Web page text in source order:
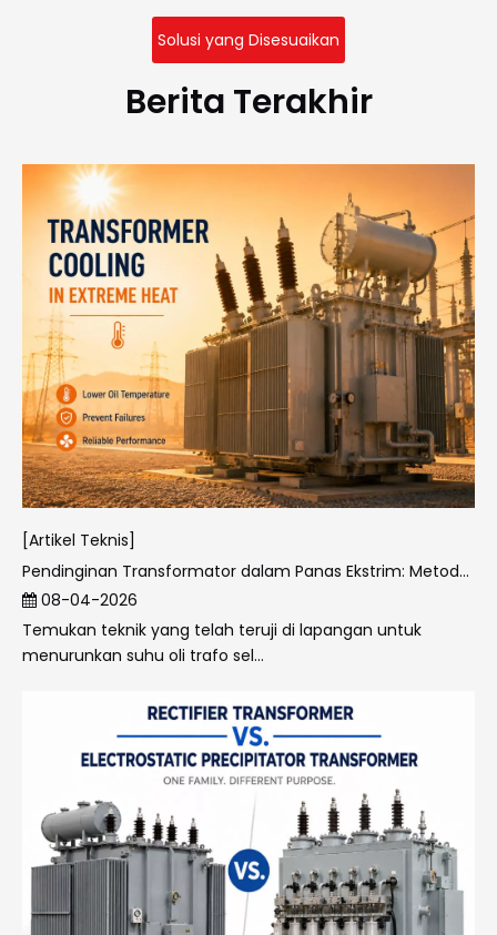
Solusi yang Disesuaikan
Berita Terakhir
[Artikel Teknis]
Pendinginan Transformator dalam Panas Ekstrim: Metode Terbukti, Peringatan Kritis, dan Model Terbaik untuk Iklim Panas
08-04-2026
Temukan teknik yang telah teruji di lapangan untuk
menurunkan suhu oli trafo sel...